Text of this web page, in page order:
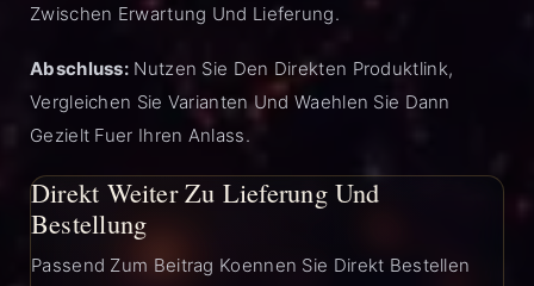
Zwischen Erwartung Und Lieferung.
Abschluss: Nutzen Sie Den Direkten Produktlink,
Vergleichen Sie Varianten Und Waehlen Sie Dann
Gezielt Fuer Ihren Anlass.
Direkt Weiter Zu Lieferung Und
Bestellung
Passend Zum Beitrag Koennen Sie Direkt Bestellen